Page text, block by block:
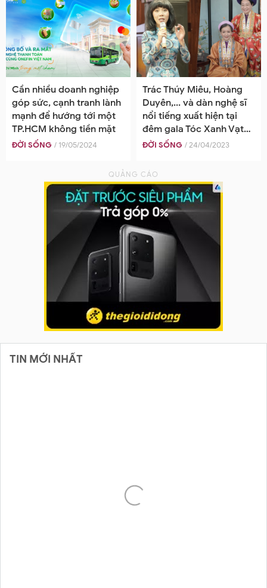
Cần nhiều doanh nghiệp
góp sức, cạnh tranh lành
mạnh để hướng tới một
TP.HCM không tiền mặt
ĐỜI SỐNG / 19/05/2024
Trác Thúy Miêu, Hoàng
Duyên,... và dàn nghệ sĩ
nổi tiếng xuất hiện tại
đêm gala Tóc Xanh Vạt
Áo mùa 3
ĐỜI SỐNG / 24/04/2023
TIN MỚI NHẤT